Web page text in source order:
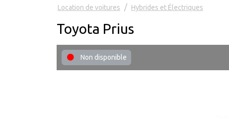
Location de voitures Hybrides et Électriques
Toyota Prius
Non disponible